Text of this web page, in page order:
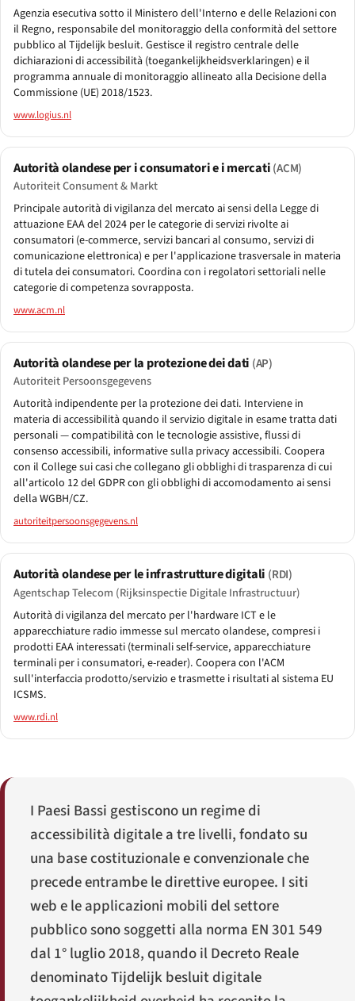
Agenzia esecutiva sotto il Ministero dell'Interno e delle Relazioni con
il Regno, responsabile del monitoraggio della conformità del settore
pubblico al Tijdelijk besluit. Gestisce il registro centrale delle
dichiarazioni di accessibilità (toegankelijkheidsverklaringen) e il
programma annuale di monitoraggio allineato alla Decisione della
Commissione (UE) 2018/1523.
www.logius.nl
Autorità olandese per i consumatori e i mercati(ACM)
Autoriteit Consument & Markt
Principale autorità di vigilanza del mercato ai sensi della Legge di
attuazione EAA del 2024 per le categorie di servizi rivolte ai
consumatori (e-commerce, servizi bancari al consumo, servizi di
comunicazione elettronica) e per l'applicazione trasversale in materia
di tutela dei consumatori. Coordina con i regolatori settoriali nelle
categorie di competenza sovrapposta.
www.acm.nl
Autorità olandese per la protezione dei dati (AP)
Autoriteit Persoonsgegevens
Autorità indipendente per la protezione dei dati. Interviene in
materia di accessibilità quando il servizio digitale in esame tratta dati
personali — compatibilità con le tecnologie assistive, flussi di
consenso accessibili, informative sulla privacy accessibili. Coopera
con il College sui casi che collegano gli obblighi di trasparenza di cui
all'articolo 12 del GDPR con gli obblighi di accomodamento ai sensi
della WGBH/CZ.
autoriteitpersoonsgegevens.nl
Autorità olandese per le infrastrutture digitali (RDI)
Agentschap Telecom (Rijksinspectie Digitale Infrastructuur)
Autorità di vigilanza del mercato per l'hardware ICT e le
apparecchiature radio immesse sul mercato olandese, compresi i
prodotti EAA interessati (terminali self-service, apparecchiature
terminali per i consumatori, e-reader). Coopera con l'ACM
sull'interfaccia prodotto/servizio e trasmette i risultati al sistema EU
ICSMS.
www.rdi.nl
I Paesi Bassi gestiscono un regime di
accessibilità digitale a tre livelli, fondato su
una base costituzionale e convenzionale che
precede entrambe le direttive europee. I siti
web e le applicazioni mobili del settore
pubblico sono soggetti alla norma EN 301 549
dal 1° luglio 2018, quando il Decreto Reale
denominatoTijdelijk besluit digitale